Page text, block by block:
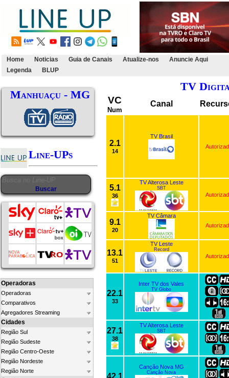
Home Noticias Guia de Canais Atualize-nos
Anuncie Aqui
Legenda
BLUP
Manhuaçu - MG
Line-UPs
Operadoras
Operadoras
Comparativos
Agregadores Streaming
Cidades
Região Sul
Região Sudeste
Região Centro-Oeste
Região Nordeste
Região Norte
TV
VC
Num
Canal
2.1
14
TV Brasil
5.1
36
TV Alterosa Leste
SBT
9.1
20
TV Câmara
13.1
51
TV Leste
Record
22.1
33
Inter TV dos Vales
TV Globo
27.1
38
TV Alterosa Leste
SBT
42.1
Canção Nova MG
Canção Nova